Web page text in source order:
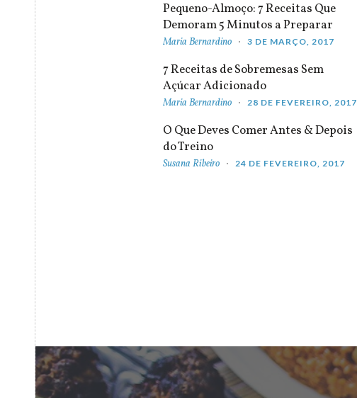
Pequeno-Almoço: 7 Receitas Que
Demoram 5 Minutos a Preparar
Maria Bernardino 3 DE MARÇO, 2017
7 Receitas de Sobremesas Sem
Açúcar Adicionado
Maria Bernardino 28 DE FEVEREIRO, 2017
O Que Deves Comer Antes & Depois
do Treino
Susana Ribeiro 24 DE FEVEREIRO, 2017